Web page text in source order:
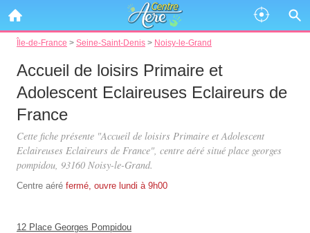
Île-de-France > Seine-Saint-Denis > Noisy-le-Grand
Accueil de loisirs Primaire et
Adolescent Eclaireuses Eclaireurs de
France
Cette fiche présente "Accueil de loisirs Primaire et Adolescent
Eclaireuses Eclaireurs de France", centre aéré situé place georges
pompidou, 93160 Noisy-le-Grand.
Centre aéré fermé, ouvre lundi à 9h00
12 Place Georges Pompidou